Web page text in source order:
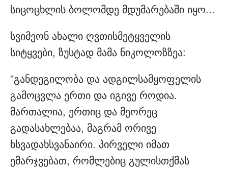
სიცოცხლის ბოლომდე მდუმარებაში იყო...
სვიმეონ ახალი ღვთისმეტყველის
სიტყვები, ზუსტად მამა ნიკოლოზზეა:
"განდეგილობა და ადგილსამყოფელის
გამოცვლა ერთი და იგივე როდია.
მართალია, ერთიც და მეორეც
გადასახლებაა, მაგრამ ორივე
ხსვადახსვანაირი. პირველი იმათ
ემარჯვებათ, რომლებიც გულისთქმას